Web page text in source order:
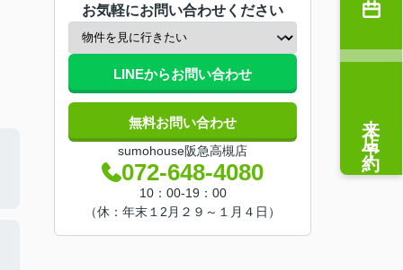
お気軽にお問い合わせください
LINEからお問い合わせ
無料お問い合わせ
sumohouse阪急高槻店
072-648-4080
10：00-19：00
（休：年末１2月２９～１月４日）
来店予約